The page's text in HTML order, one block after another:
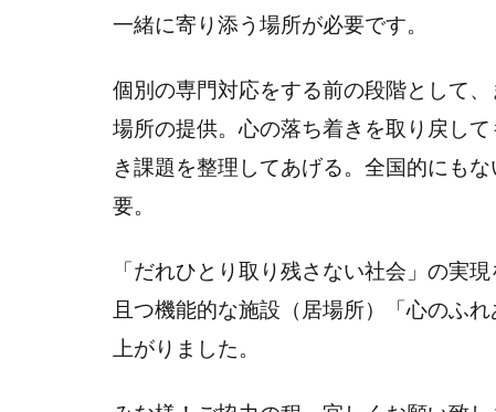
一緒に寄り添う場所が必要です。
個別の専門対応をする前の段階として
場所の提供。心の落ち着きを取り戻し
き課題を整理してあげる。全国的にも
要。
「だれひとり取り残さない社会」の実
且つ機能的な施設（居場所）「心のふ
上がりました。